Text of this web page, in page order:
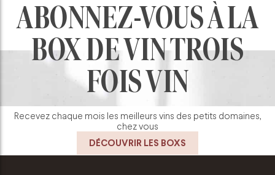
ABONNEZ-VOUS À LA
BOX DE VIN TROIS
FOIS VIN
Recevez chaque mois les meilleurs vins des petits domaines,
chez vous
DÉCOUVRIR LES BOXS